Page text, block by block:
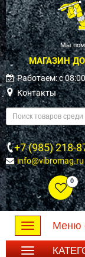
Мы
МАГАЗИН
Работаем: c
Контакты
+7 (985) 218-
info@vibromag.ru
0
Toggle
navigation
Меню